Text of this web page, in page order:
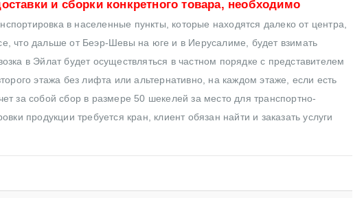
и сборки конкретного товара, необходимо
в населенные пункты, которые находятся далеко от центра,
что дальше от Беэр-Шевы на юге и в Иерусалиме, будет взимать
в Эйлат будет осуществляться в частном порядке с представителем
этажа без лифта или альтернативно, на каждом этаже, если есть
за собой сбор в размере 50 шекелей за место для транспортно-
продукции требуется кран, клиент обязан найти и заказать услуги